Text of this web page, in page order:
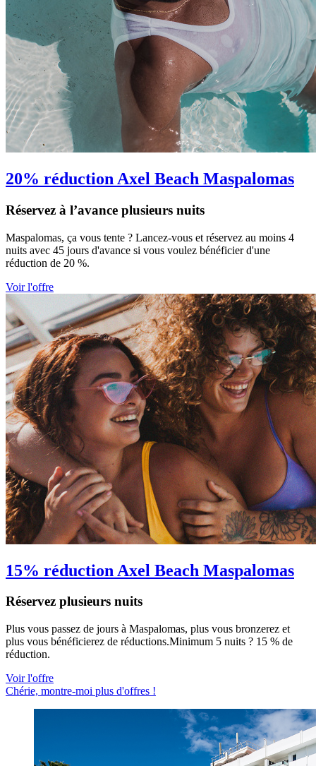
20% réduction Axel Beach Maspalomas
Réservez à l’avance plusieurs nuits
Maspalomas, ça vous tente ? Lancez-vous et réservez au moins 4
nuits avec 45 jours d'avance si vous voulez bénéficier d'une
réduction de 20 %.
Voir l'offre
15% réduction Axel Beach Maspalomas
Réservez plusieurs nuits
Plus vous passez de jours à Maspalomas, plus vous bronzerez et
plus vous bénéficierez de réductions.Minimum 5 nuits ? 15 % de
réduction.
Voir l'offre
Chérie, montre-moi plus d'offres !